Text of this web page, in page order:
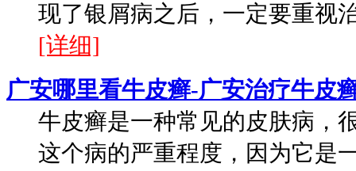
现了银屑病之后，一定要重视
[详细]
广安哪里看牛皮癣-广安治疗牛皮
牛皮癣是一种常见的皮肤病，
这个病的严重程度，因为它是